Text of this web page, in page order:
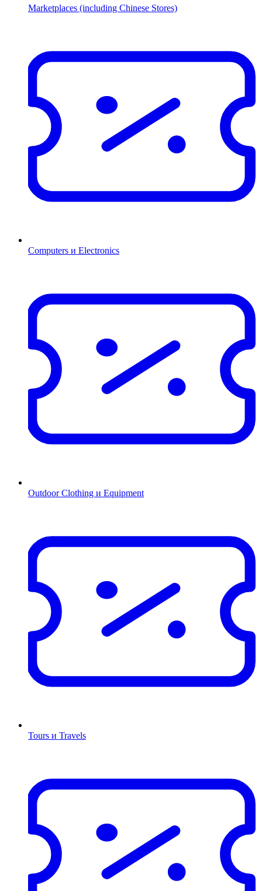
Marketplaces (including Chinese Stores)
Computers и Electronics
Outdoor Clothing и Equipment
Tours и Travels